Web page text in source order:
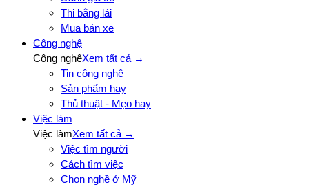
Thi bằng lái
Mua bán xe
Công nghệ
Công nghệXem tất cả →
Tin công nghệ
Sản phẩm hay
Thủ thuật - Mẹo hay
Việc làm
Việc làmXem tất cả →
Việc tìm người
Cách tìm việc
Chọn nghề ở Mỹ